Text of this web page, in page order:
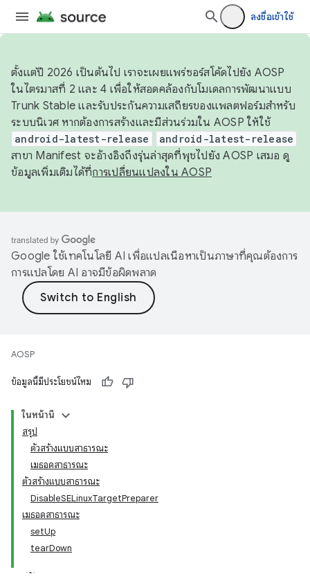
ลงชื่อเข้าใช้
ตั้งแต่ปี 2026 เป็นต้นไป เราจะเผยแพร่ซอร์สโค้ดไปยัง AOSP
ในไตรมาสที่ 2 และ 4 เพื่อให้สอดคล้องกับโมเดลการพัฒนาแบบ
Trunk Stable และรับประกันความเสถียรของแพลตฟอร์มสำหรับ
ระบบนิเวศ หากต้องการสร้างและมีส่วนร่วมใน AOSP ให้ใช้
android-latest-release android-latest-release
สาขา Manifest จะอ้างอิงถึงรุ่นล่าสุดที่พุชไปยัง AOSP เสมอ ดู
ข้อมูลเพิ่มเติมได้ที่การเปลี่ยนแปลงใน AOSP
Google ใช้เทคโนโลยี AI เพื่อแปลเนื้อหาเป็นภาษาที่คุณต้องการ
การแปลโดย AI อาจมีข้อผิดพลาด
AOSP
ข้อมูลนี้มีประโยชน์ไหม
ในหน้านี้
สรุป
ตัวสร้างแบบสาธารณะ
เมธอดสาธารณะ
ตัวสร้างแบบสาธารณะ
DisableSELinuxTargetPreparer
เมธอดสาธารณะ
setUp
tearDown